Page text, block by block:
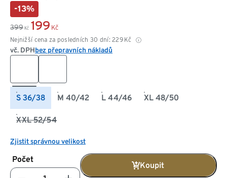
-13%
399 Kč 199 Kč
Nejnižší cena za posledních 30 dní: 229 Kč
vč. DPHbez přepravních nákladů
S 36/38 M 40/42 L 44/46 XL 48/50
XXL 52/54
Zjistit správnou velikost
Počet
Koupit